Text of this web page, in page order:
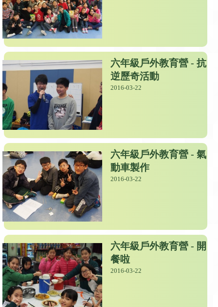
六年級戶外教育營 - 抗
逆歷奇活動
2016-03-22
六年級戶外教育營 - 氣
動車製作
2016-03-22
六年級戶外教育營 - 開
餐啦
2016-03-22